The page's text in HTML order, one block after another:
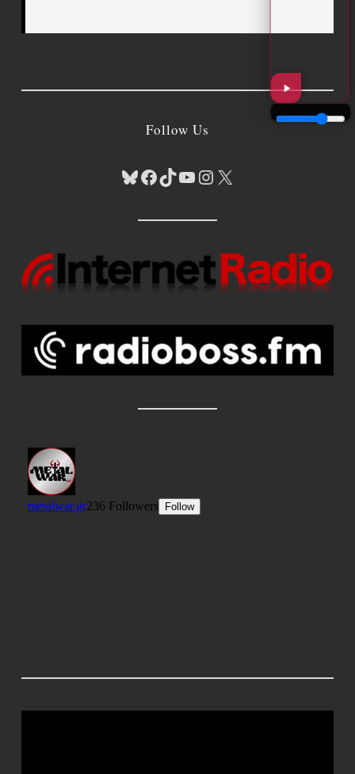
Follow Us